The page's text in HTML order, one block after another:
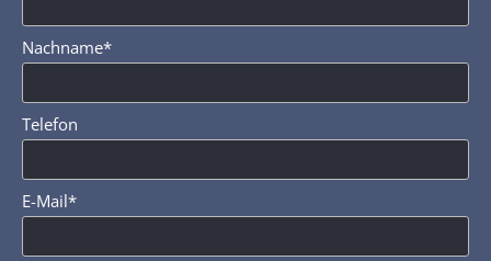
Nachname*
Telefon
E-Mail*